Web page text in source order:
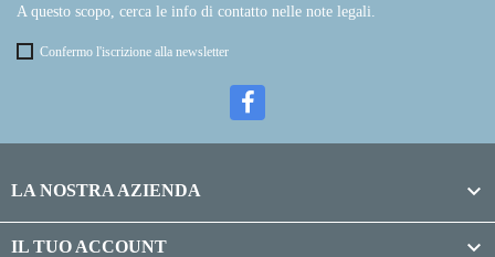
A questo scopo, cerca le info di contatto nelle note legali.
Confermo l'iscrizione alla newsletter
LA NOSTRA AZIENDA 
IL TUO ACCOUNT 